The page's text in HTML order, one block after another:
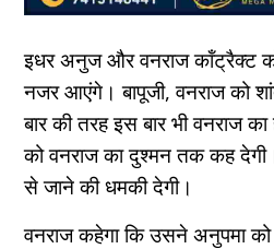
इधर अनुज और वनराज कॉंट्रैक्ट
नजर आएंगे। बापूजी, वनराज को
बार की तरह इस बार भी वनराज
को वनराज का दुश्मन तक कह
से जाने की धमकी देगी।
वनराज कहेगा कि उसने अनुपमा को